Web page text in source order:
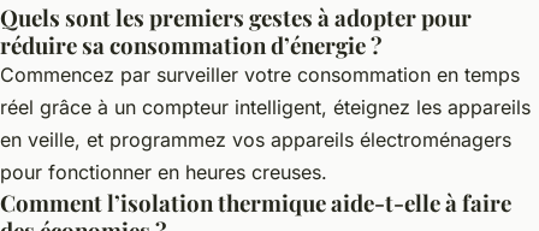
Quels sont les premiers gestes à adopter pour
réduire sa consommation d’énergie ?
Commencez par surveiller votre consommation en temps
réel grâce à un compteur intelligent, éteignez les appareils
en veille, et programmez vos appareils électroménagers
pour fonctionner en heures creuses.
Comment l’isolation thermique aide-t-elle à faire